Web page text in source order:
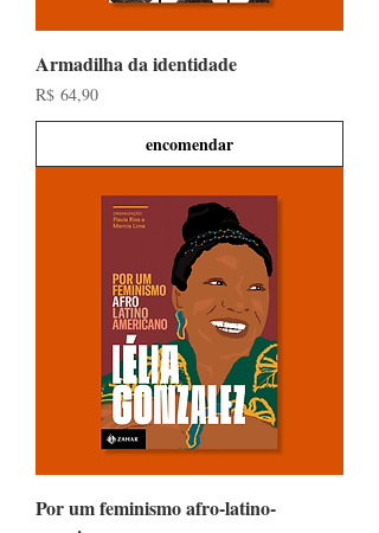
Armadilha da identidade
Preço
R$ 64,90
encomendar
Por um feminismo afro-latino-